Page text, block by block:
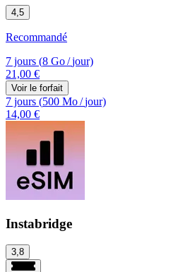
4,5
Recommandé
7 jours (8 Go/jour)
21,00 €
Voir le forfait
7 jours (500 Mo/jour)
14,00 €
Instabridge
3,8